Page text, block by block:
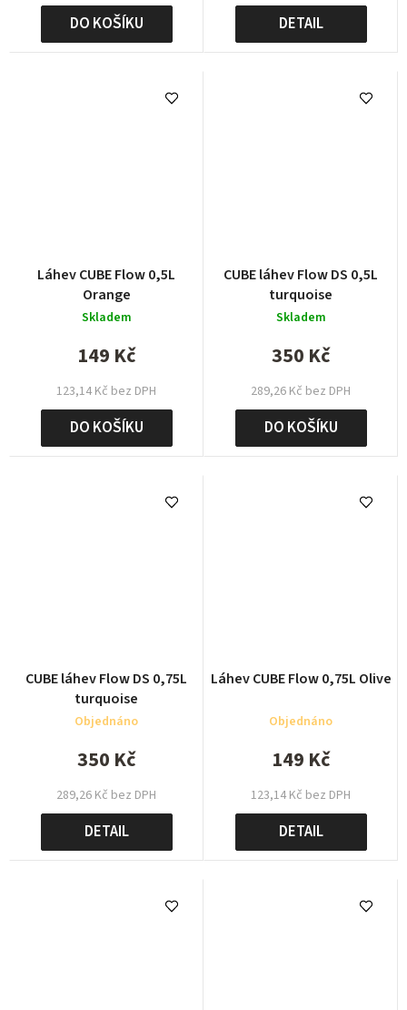
DO KOŠÍKU DETAIL
Láhev CUBE Flow 0,5L
Orange
Skladem
123,14 Kč bez DPH
149 Kč
DO KOŠÍKU
CUBE láhev Flow DS 0,5L
turquoise
Skladem
289,26 Kč bez DPH
350 Kč
DO KOŠÍKU
CUBE láhev Flow DS 0,75L
turquoise
Objednáno
289,26 Kč bez DPH
350 Kč
DETAIL
Láhev CUBE Flow 0,75L Olive
Objednáno
123,14 Kč bez DPH
149 Kč
DETAIL